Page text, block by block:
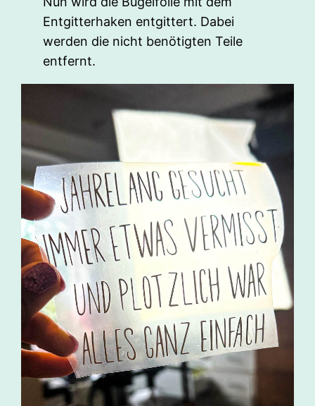
Entgitterhaken entgittert. Dabei
werden die nicht benötigten Teile
entfernt.